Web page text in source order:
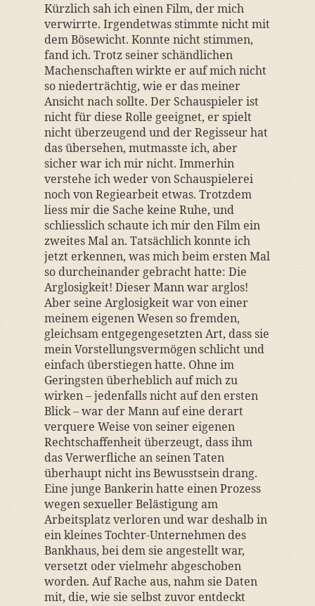
Kürzlich sah ich einen Film, der mich
verwirrte. Irgendetwas stimmte nicht mit
dem Bösewicht. Konnte nicht stimmen,
fand ich. Trotz seiner schändlichen
Machenschaften wirkte er auf mich nicht
so niederträchtig, wie er das meiner
Ansicht nach sollte. Der Schauspieler ist
nicht für diese Rolle geeignet, er spielt
nicht überzeugend und der Regisseur hat
das übersehen, mutmasste ich, aber
sicher war ich mir nicht. Immerhin
verstehe ich weder von Schauspielerei
noch von Regiearbeit etwas. Trotzdem
liess mir die Sache keine Ruhe, und
schliesslich schaute ich mir den Film ein
zweites Mal an. Tatsächlich konnte ich
jetzt erkennen, was mich beim ersten Mal
so durcheinander gebracht hatte: Die
Arglosigkeit! Dieser Mann war arglos!
Aber seine Arglosigkeit war von einer
meinem eigenen Wesen so fremden,
gleichsam entgegengesetzten Art, dass sie
mein Vorstellungsvermögen schlicht und
einfach überstiegen hatte. Ohne im
Geringsten überheblich auf mich zu
wirken – jedenfalls nicht auf den ersten
Blick – war der Mann auf eine derart
verquere Weise von seiner eigenen
Rechtschaffenheit überzeugt, dass ihm
das Verwerfliche an seinen Taten
überhaupt nicht ins Bewusstsein drang.
Eine junge Bankerin hatte einen Prozess
wegen sexueller Belästigung am
Arbeitsplatz verloren und war deshalb in
ein kleines Tochter-Unternehmen des
Bankhaus, bei dem sie angestellt war,
versetzt oder vielmehr abgeschoben
worden. Auf Rache aus, nahm sie Daten
mit, die, wie sie selbst zuvor entdeckt